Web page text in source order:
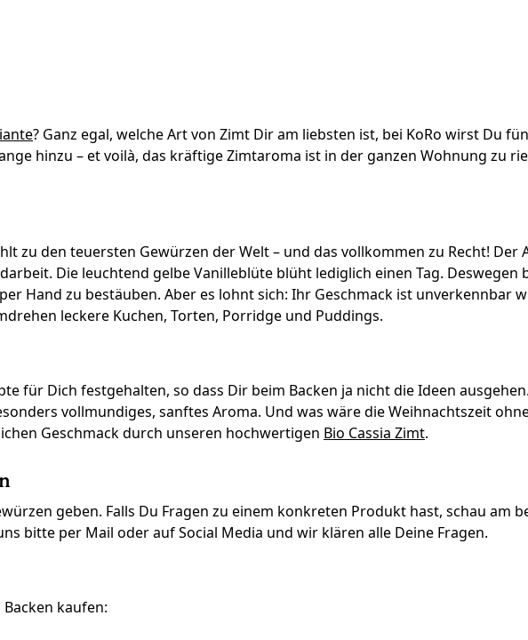
? Ganz egal, welche Art von Zimt Dir am liebsten ist, bei KoRo wirst Du
hinzu – et voilà, das kräftige Zimtaroma ist in der ganzen Wohnung zu
zu den teuersten Gewürzen der Welt – und das vollkommen zu Recht! Der
Die leuchtend gelbe Vanilleblüte blüht lediglich einen Tag. Deswegen
Hand zu bestäuben. Aber es lohnt sich: Ihr Geschmack ist unverkennbar
leckere Kuchen, Torten, Porridge und Puddings.
für Dich festgehalten, so dass Dir beim Backen ja nicht die Ideen
vollmundiges, sanftes Aroma. Und was wäre die Weihnachtszeit
Geschmack durch unseren hochwertigen Bio Cassia Zimt.
geben. Falls Du Fragen zu einem konkreten Produkt hast, schau am
bitte per Mail oder auf Social Media und wir klären alle Deine Fragen.
kaufen: